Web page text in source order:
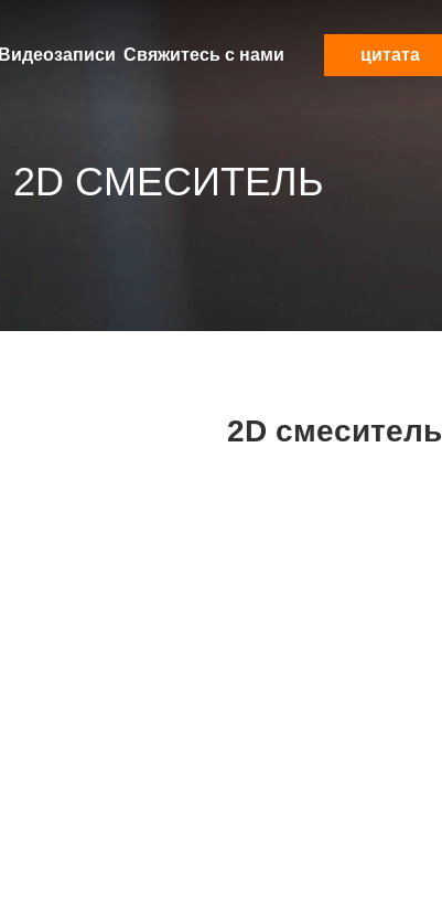
Видеозаписи Свяжитесь с нами цитата
2D СМЕСИТЕЛЬ
2D смеситель